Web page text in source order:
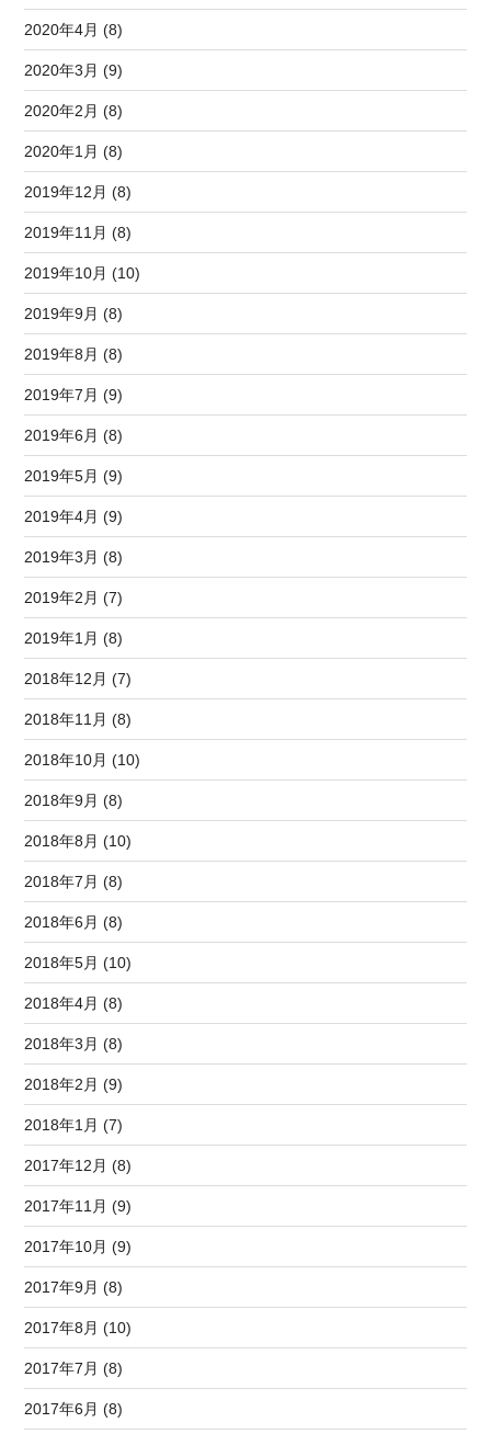
2020年4月 (8)
2020年3月 (9)
2020年2月 (8)
2020年1月 (8)
2019年12月 (8)
2019年11月 (8)
2019年10月 (10)
2019年9月 (8)
2019年8月 (8)
2019年7月 (9)
2019年6月 (8)
2019年5月 (9)
2019年4月 (9)
2019年3月 (8)
2019年2月 (7)
2019年1月 (8)
2018年12月 (7)
2018年11月 (8)
2018年10月 (10)
2018年9月 (8)
2018年8月 (10)
2018年7月 (8)
2018年6月 (8)
2018年5月 (10)
2018年4月 (8)
2018年3月 (8)
2018年2月 (9)
2018年1月 (7)
2017年12月 (8)
2017年11月 (9)
2017年10月 (9)
2017年9月 (8)
2017年8月 (10)
2017年7月 (8)
2017年6月 (8)